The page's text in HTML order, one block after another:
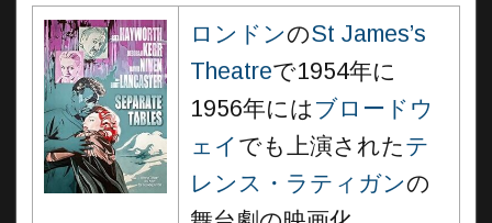
ロンドンのSt James’s
Theatreで1954年に
1956年にはブロードウ
ェイ でも上演されたテ
レンス・ラティガンの